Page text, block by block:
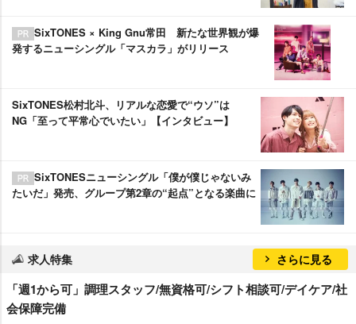
SixTONES × King Gnu常田 新たな世界観が爆
発するニューシングル「マスカラ」がリリース
SixTONES松村北斗、リアルな恋愛で“ウソ”は
NG「至って平常心でいたい」【インタビュー】
SixTONESニューシングル「僕が僕じゃないみ
たいだ」発売、グループ第2章の“起点”となる楽曲に
求人特集 さらに見る
「週1から可」調理スタッフ/無資格可/シフト相談可/デイケア/社
会保障完備